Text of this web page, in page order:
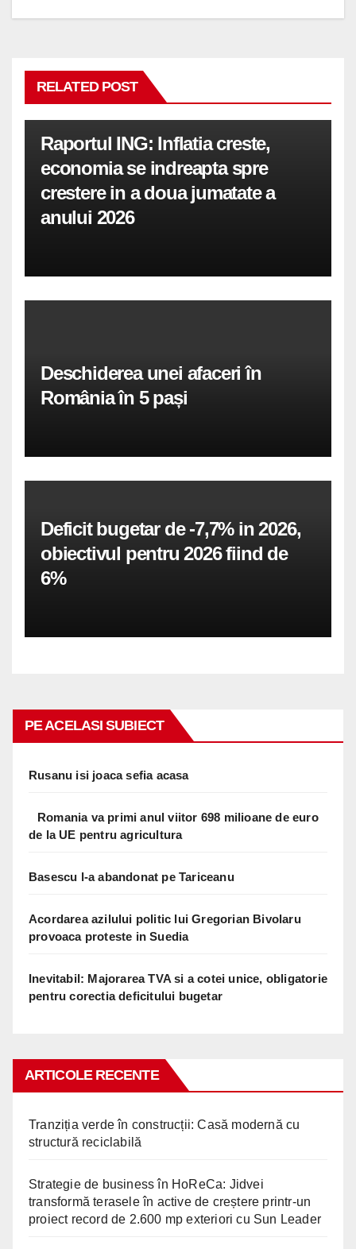
RELATED POST
Raportul ING: Inflatia creste,
economia se indreapta spre
crestere in a doua jumatate a
anului 2026
Deschiderea unei afaceri în
România în 5 pași
Deficit bugetar de -7,7% in 2026,
obiectivul pentru 2026 fiind de
6%
PE ACELASI SUBIECT
Rusanu isi joaca sefia acasa
Romania va primi anul viitor 698 milioane de euro
de la UE pentru agricultura
Basescu l-a abandonat pe Tariceanu
Acordarea azilului politic lui Gregorian Bivolaru
provoaca proteste in Suedia
Inevitabil: Majorarea TVA si a cotei unice, obligatorie
pentru corectia deficitului bugetar
ARTICOLE RECENTE
Tranziția verde în construcții: Casă modernă cu
structură reciclabilă
Strategie de business în HoReCa: Jidvei
transformă terasele în active de creștere printr-un
proiect record de 2.600 mp exteriori cu Sun Leader